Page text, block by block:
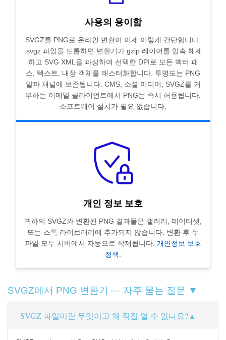
사용의 용이함
SVGZ를 PNG로 온라인 변환이 이제 이렇게 간단합니다.
.svgz 파일을 드롭하면 변환기가 gzip 레이어를 압축 해제
하고 SVG XML을 파싱하여 선택한 DPI로 모든 벡터 패
스, 텍스트, 내장 객체를 래스터화합니다. 투명도는 PNG
알파 채널에 보존됩니다. CMS, 소셜 미디어, SVGZ를 거
부하는 이메일 클라이언트에서 PNG는 즉시 허용됩니다.
소프트웨어 설치가 필요 없습니다.
개인 정보 보호
귀하의 SVGZ와 변환된 PNG 결과물은 갤러리, 데이터셋,
또는 스톡 라이브러리에 추가되지 않습니다. 변환 후 두
파일 모두 서버에서 자동으로 삭제됩니다. 개인정보 보호
정책.
SVGZ에서 PNG 변환기 — 자주 묻는 질문 ▼
SVGZ 파일이란 무엇이고 왜 직접 열 수 없나요?